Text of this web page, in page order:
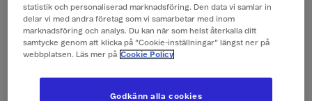
statistik och personaliserad marknadsföring. Den data vi samlar in
delar vi med andra företag som vi samarbetar med inom
marknadsföring och analys. Du kan när som helst återkalla ditt
samtycke genom att klicka på ”Cookie-inställningar” längst ner på
webbplatsen. Läs mer på Cookie Policy
Godkänn alla cookies